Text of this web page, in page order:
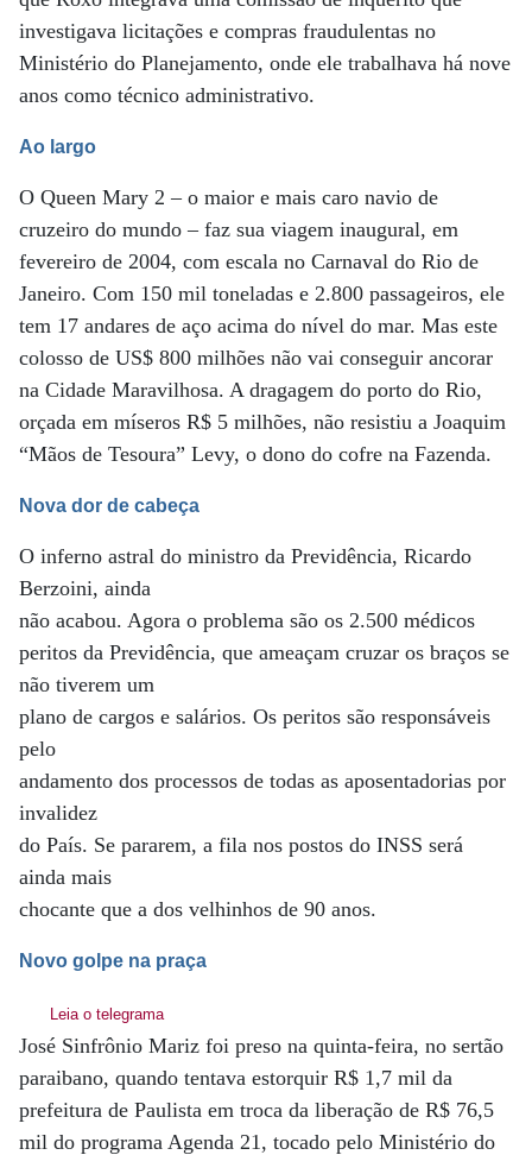
investigava licitações e compras fraudulentas no
Ministério do Planejamento, onde ele trabalhava há nove
anos como técnico administrativo.
Ao largo
O Queen Mary 2 – o maior e mais caro navio de
cruzeiro do mundo – faz sua viagem inaugural, em
fevereiro de 2004, com escala no Carnaval do Rio de
Janeiro. Com 150 mil toneladas e 2.800 passageiros, ele
tem 17 andares de aço acima do nível do mar. Mas este
colosso de US$ 800 milhões não vai conseguir ancorar
na Cidade Maravilhosa. A dragagem do porto do Rio,
orçada em míseros R$ 5 milhões, não resistiu a Joaquim
“Mãos de Tesoura” Levy, o dono do cofre na Fazenda.
Nova dor de cabeça
O inferno astral do ministro da Previdência, Ricardo
Berzoini, ainda
não acabou. Agora o problema são os 2.500 médicos
peritos da Previdência, que ameaçam cruzar os braços se
não tiverem um
plano de cargos e salários. Os peritos são responsáveis
pelo
andamento dos processos de todas as aposentadorias por
invalidez
do País. Se pararem, a fila nos postos do INSS será
ainda mais
chocante que a dos velhinhos de 90 anos.
Novo golpe na praça
Leia o telegrama
José Sinfrônio Mariz foi preso na quinta-feira, no sertão
paraibano, quando tentava estorquir R$ 1,7 mil da
prefeitura de Paulista em troca da liberação de R$ 76,5
mil do programa Agenda 21, tocado pelo Ministério do